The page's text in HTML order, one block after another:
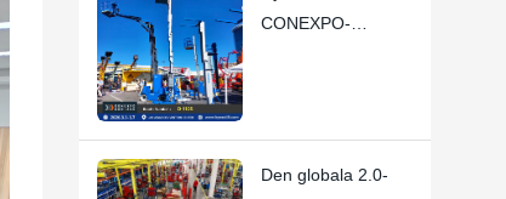
CONEXPO-
Den globala 2.0-